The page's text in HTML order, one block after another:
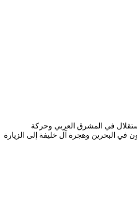
في المشرق العربي وحركة
الاسرائيلية والمملكة العربية السعودية واليمن واستقلال دول الخليج العربي 1 واستقلال دول الخليج العربي2 والبرتغاليون في البحرين وهجرة آل خليفة إلى الزيارة